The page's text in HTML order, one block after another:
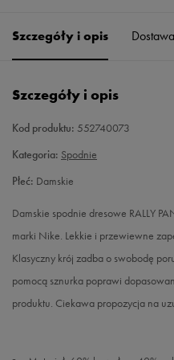
S Powiadom o
XL Powiadom o
Szczegóły i opis
Szczegóły i opis
Kod produktu: 552740073
Kategoria: Spodnie
Płeć: Damskie
Damskie spodnie dresowe RALLY
marki Nike. Lekkie i przewiewne
Klasyczny krój zadba o swobodę
pomocą sznurka poprawi
produktu. Ciekawa propozycja na